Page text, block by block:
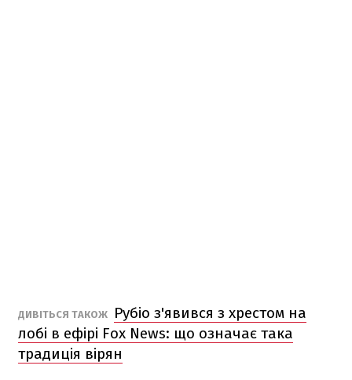
ДИВІТЬСЯ ТАКОЖ
Рубіо з'явився з хрестом на
лобі в ефірі Fox News: що означає така
традиція вірян